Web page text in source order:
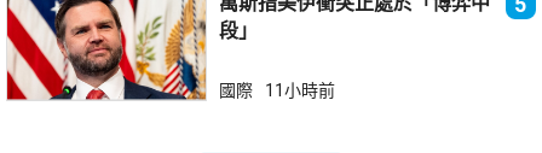
段」
國際 11小時前